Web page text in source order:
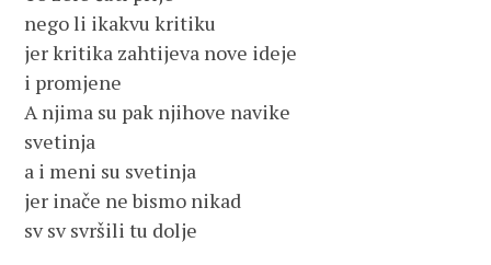
nego li ikakvu kritiku
jer kritika zahtijeva nove ideje
i promjene
A njima su pak njihove navike
svetinja
a i meni su svetinja
jer inače ne bismo nikad
sv sv svršili tu dolje